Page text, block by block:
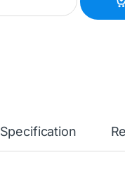
Specification